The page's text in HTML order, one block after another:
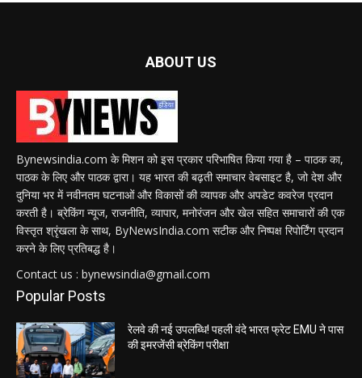
ABOUT US
Bynewsindia.com के मिशन को इस प्रकार परिभाषित किया गया है – पाठक का,
पाठक के लिए और पाठक द्वारा। यह भारत की बढ़ती समाचार वेबसाइट है, जो देश और
दुनिया भर में नवीनतम घटनाओं और विकासों की व्यापक और अपडेट कवरेज प्रदान
करती है। ब्रेकिंग न्यूज, राजनीति, व्यापार, मनोरंजन और खेल सहित समाचारों की एक
विस्तृत श्रृंखला के साथ, ByNewsIndia.com सटीक और निष्पक्ष रिपोर्टिंग प्रदान
करने के लिए प्रतिबद्ध है।
Contact us : bynewsindia@gmail.com
Popular Posts
रेलवे की नई उपलब्धि! पहली वंदे भारत फ्रेट EMU ने पास
की इमरजेंसी ब्रेकिंग परीक्षा